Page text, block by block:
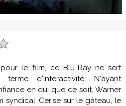
le film, ce Blu-Ray ne sert
d'interactivité. N'ayant
en qui que ce soit, Warner
syndical. Cerise sur le gâteau, le